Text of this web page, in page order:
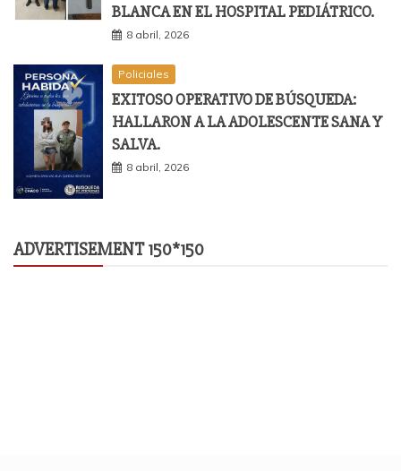
BLANCA EN EL HOSPITAL PEDIÁTRICO.
8 abril, 2026
Policiales
EXITOSO OPERATIVO DE BÚSQUEDA:
HALLARON A LA ADOLESCENTE SANA Y
SALVA.
8 abril, 2026
ADVERTISEMENT 150*150